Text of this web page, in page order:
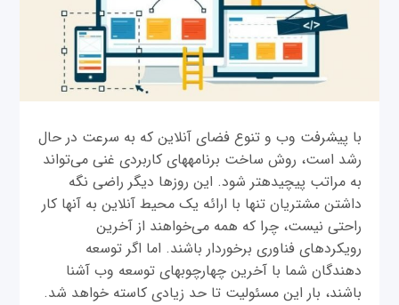
با پیشرفت وب و تنوع فضای آن‎لاین که به سرعت در حال
رشد است، روش ساخت برنامه‎های کاربردی غنی می‌تواند
به مراتب پیچیده‎تر شود. این روزها دیگر راضی نگه
داشتن مشتريان تنها با ارائه یک محیط آن‎لاین به آنها کار
راحتی نیست، چرا که همه می‌خواهند از آخرین
رویکردهای فناوری برخوردار باشند. اما اگر توسعه
دهندگان شما با آخرین چهارچوب‎های توسعه وب آشنا
باشند، بار این مسئولیت تا حد زیادی کاسته خواهد شد.